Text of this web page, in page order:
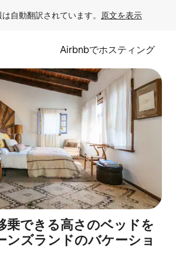
自動翻訳されています。 原文を表示
Airbnbでホスティング
乗できる高さのベッドを
ンズランドのバケーショ